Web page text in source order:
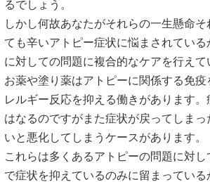
るでしょう。
しかし何故あなたがそれらの一生懸命
ても辛いアトピー症状に悩まされてい
に対しての問題に複合的なケアを行えて
お薬や塗り薬はアトピーに関係する免
レルギー反応を抑える働きがあります
はなるのですがまた症状が戻ってしま
いと悪化してしまうケースがあります。
これらは多くあるアトピーの問題に対
で症状を抑えているのみに留まってい